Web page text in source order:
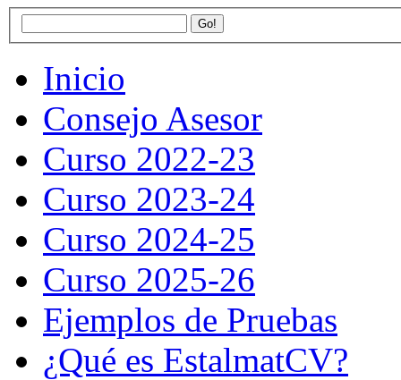
Inicio
Consejo Asesor
Curso 2022-23
Curso 2023-24
Curso 2024-25
Curso 2025-26
Ejemplos de Pruebas
¿Qué es EstalmatCV?